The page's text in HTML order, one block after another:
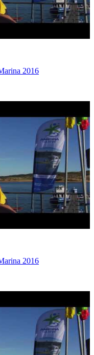
2016
2016